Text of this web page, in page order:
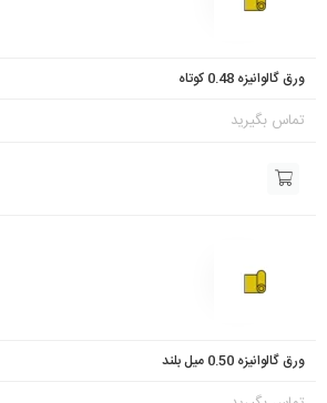
ورق گالوانیزه 0.48 کوتاه
تماس بگیرید
ورق گالوانیزه 0.50 میل بلند